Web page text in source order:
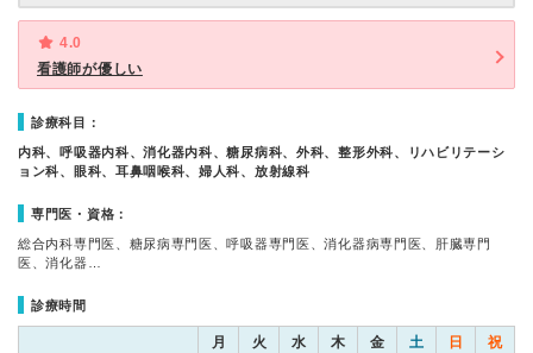
4.0
看護師が優しい
診療科目：
内科、呼吸器内科、消化器内科、糖尿病科、外科、整形外科、リハビリテーシ
ョン科、眼科、耳鼻咽喉科、婦人科、放射線科
専門医・資格：
総合内科専門医、糖尿病専門医、呼吸器専門医、消化器病専門医、肝臓専門
医、消化器…
診療時間
月 火 水 木 金 土 日 祝